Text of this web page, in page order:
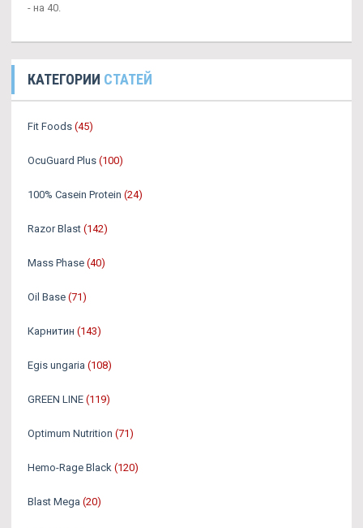
- на 40.
КАТЕГОРИИ СТАТЕЙ
Fit Foods (45)
OcuGuard Plus (100)
100% Casein Protein (24)
Razor Blast (142)
Mass Phase (40)
Oil Base (71)
Карнитин (143)
Egis ungaria (108)
GREEN LINE (119)
Optimum Nutrition (71)
Hemo-Rage Black (120)
Blast Mega (20)